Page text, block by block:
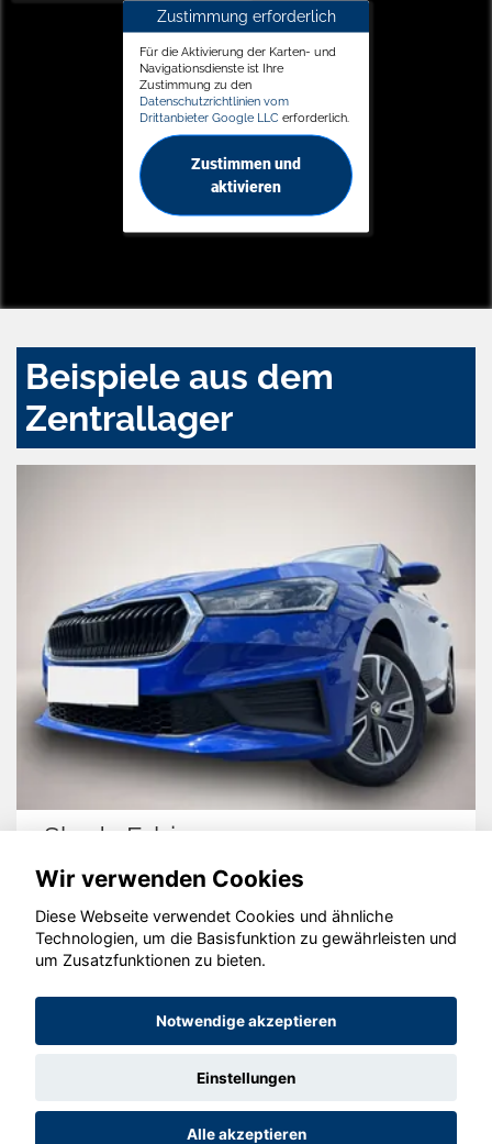
Zustimmung erforderlich
Für die Aktivierung der Karten- und
Navigationsdienste ist Ihre
Zustimmung zu den
Datenschutzrichtlinien vom
Drittanbieter Google LLC erforderlich.
Zustimmen und
aktivieren
Beispiele aus dem
Zentrallager
Skoda Fabia
© konjunkturmotor.de GmbH 2020 - 2026
Wir verwenden Cookies
Diese Webseite verwendet Cookies und ähnliche
Technologien, um die Basisfunktion zu gewährleisten und
um Zusatzfunktionen zu bieten.
Notwendige akzeptieren
Einstellungen
Alle akzeptieren